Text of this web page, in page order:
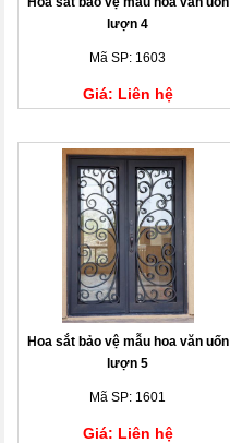
lượn 4
Mã SP: 1603
Giá: Liên hệ
Hoa sắt bảo vệ mẫu hoa văn uốn
lượn 5
Mã SP: 1601
Giá: Liên hệ